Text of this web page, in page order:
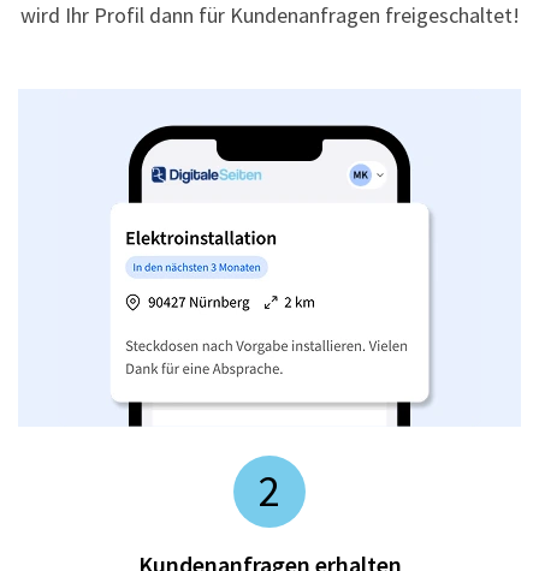
wird Ihr Profil dann für Kundenanfragen freigeschaltet!
2
Kundenanfragen erhalten